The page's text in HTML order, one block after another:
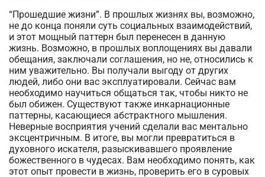
“Прошедшие жизни”. В прошлых жизнях вы, возможно,
не до конца поняли суть социальных взаимодействий,
и этот мощный паттерн был перенесен в данную
жизнь. Возможно, в прошлых воплощениях вы давали
обещания, заключали соглашения, но не, относились к
ним уважительно. Вы получали выгоду от других
людей, либо они вас эксплуатировали. Сейчас вам
необходимо научиться общаться так, чтобы никто не
был обижен. Существуют также инкарнационные
паттерны, касающиеся абстрактного мышления.
Неверные восприятия учений сделали вас ментально
эксцентричным. В итоге, вы могли превратиться в
духовного искателя, разыскивавшего проявление
божественного в чудесах. Вам необходимо понять, как
этот опыт провести в жизнь, проверить его в суровых